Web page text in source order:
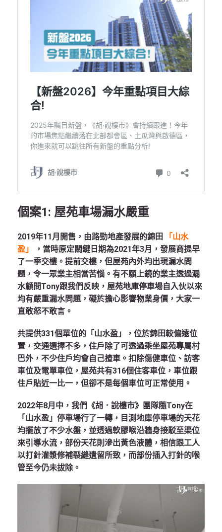
個案1: 屋苑車場漏水嚴重
2019年11月開售，由路勁地產發展的錦田
「山水
盈」
，當時原定關鍵日期為2021年3月，發展商提早
了一季交樓。提前交樓，但屋苑內外均出現漏水問
題，令一眾業主相當苦惱。有不願上鏡的業主透過漏
水顧問Tony跟我們反映，屋苑地庫停車場自入伙以來
均有嚴重漏水問題，礙於擔心影響物業身價，大家一
直敢怒不敢言。
共提供331個單位的「山水盈」，位於錦田較偏遠位
置，交通選擇不多，住戶除了可透過乘坐屋苑專屬村
巴外，不少住戶均會自己揸車。扣除傷健車位、訪客
車位及電單車位，屋苑共有316個住客車位，車位跟
住戶貼近一比一，但卻不是每個車位可正常使用。
2022年8月中，我們《胡．說樓市》團隊隨Tony在
「山水盈」停車場行了一轉，目測地庫停車場的天花
均擺放了不少水盤，並透過軟膠喉沿牆身接駁至渠位
來引導水流，部份天花則滲出黃色液體，相信跟工人
以打針灌漿修補裂縫遺留所致，而部份插入打針的喉
管至今仍未拔除。